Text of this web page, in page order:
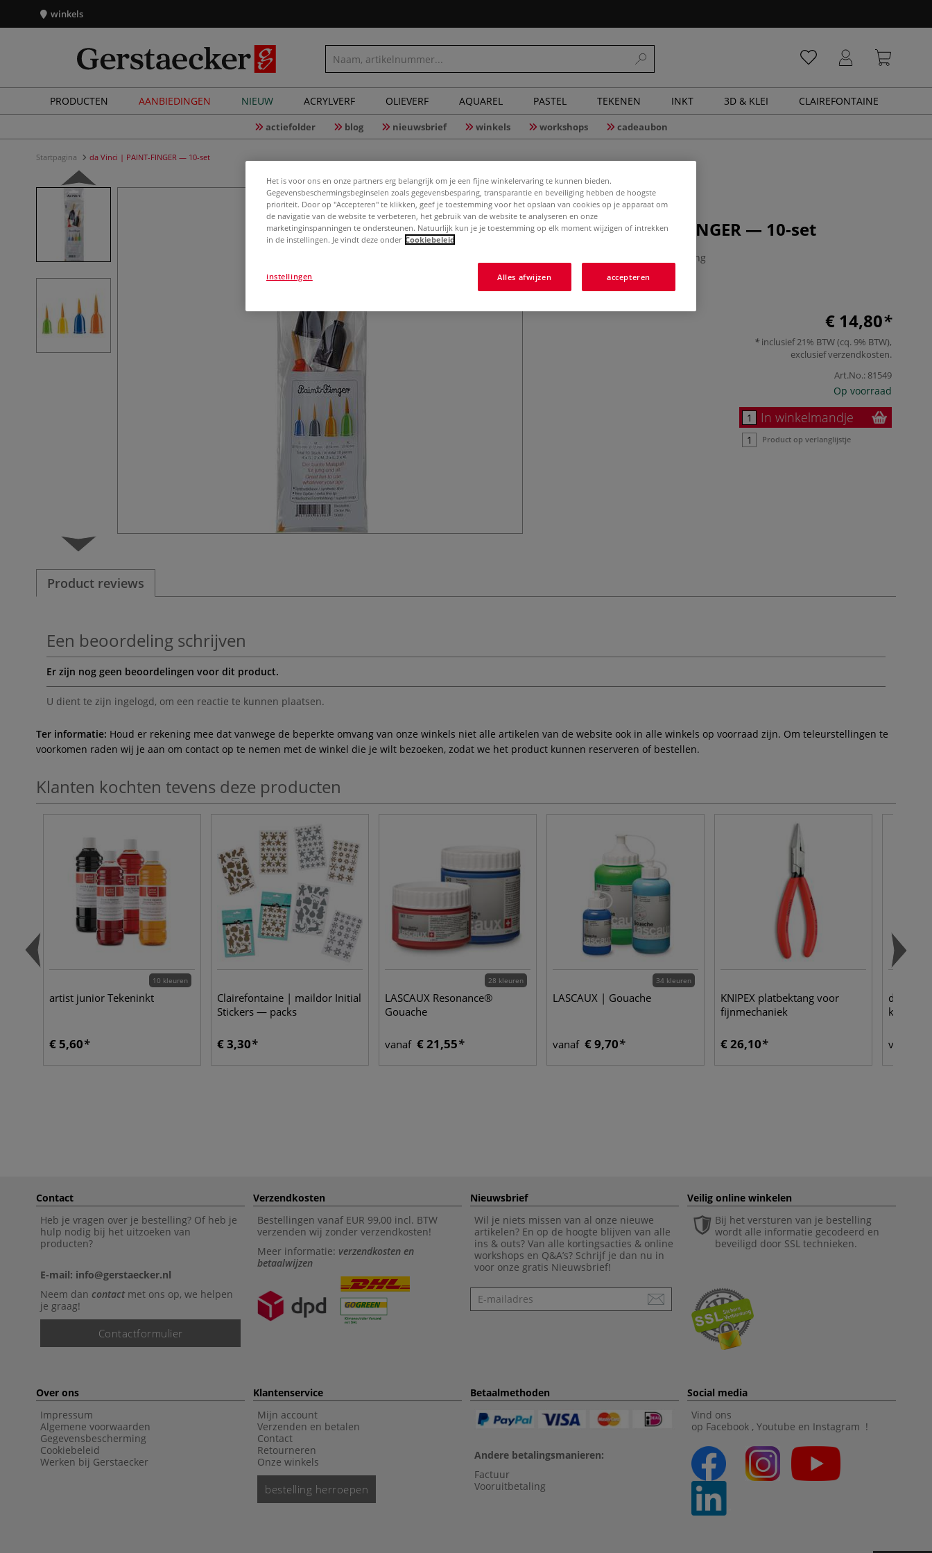
winkels
PRODUCTEN AANBIEDINGEN NIEUW ACRYLVERF OLIEVERF AQUAREL PASTEL TEKENEN INKT 3D & KLEI CLAIREFONTAINE
actiefolder blog nieuwsbrief winkels workshops cadeaubon
Startpagina da Vinci | PAINT-FINGER — 10-set
da Vinci | PAINT-FINGER — 10-set
0 Beoordeling
€ 14,80
inclusief 21% BTW (cq. 9% BTW),
exclusiefverzendkosten.
Art.No.: 81549
Op voorraad
In winkelmandje
Product op verlanglijstje
Product reviews
Een beoordeling schrijven
Er zijn nog geen beoordelingen voor dit product.
U dient te zijn ingelogd, om een reactie te kunnen plaatsen.
Ter informatie: Houd er rekening mee dat vanwege de beperkte omvang van onze winkels niet alle artikelen van de website ook in alle winkels op voorraad zijn. Om teleurstellingen te
voorkomen raden wij je aan om contact op te nemen met de winkel die je wilt bezoeken, zodat we het product kunnen reserveren of bestellen.
Klanten kochten tevens deze producten
10 kleuren
artist junior Tekeninkt
€ 5,60
Clairefontaine | maildor Initial
Stickers — packs
€ 3,30
28 kleuren
LASCAUX Resonance®
Gouache
vanaf € 21,55
34 kleuren
LASCAUX | Gouache
vanaf € 9,70
KNIPEX platbektang voor
fijnmechaniek
€ 26,10
da Vinci
vanaf
Contact
Heb je vragen over je bestelling? Of heb je
hulp nodig bij het uitzoeken van
producten?
E-mail: info@gerstaecker.nl
Neem dan contactmet ons op, we helpen
je graag!
Contactformulier
Verzendkosten
Bestellingen vanaf EUR 99,00 incl. BTW
verzenden wij zonder verzendkosten!
Meer informatie: verzendkosten en
betaalwijzen
Nieuwsbrief
Wil je niets missen van al onze nieuwe
artikelen? En op de hoogte blijven van alle
ins & outs? Van alle kortingsacties & online
workshops en Q&A’s? Schrijf je dan nu in
voor onze gratis Nieuwsbrief!
Nieuwsbrief
Veilig online winkelen
Bij het versturen van je bestelling
wordt alle informatie gecodeerd en
beveiligd door SSL technieken.
Over ons
Impressum
Algemene voorwaarden
Gegevensbescherming
Cookiebeleid
Werken bij Gerstaecker
Klantenservice
Mijn account
Verzenden en betalen
Contact
Retourneren
Onze winkels
bestelling herroepen
Betaalmethoden
Andere betalingsmanieren:
Factuur
Vooruitbetaling
Social media
Vind ons
op Facebook , Youtube en Instagram !
Het is voor ons en onze partners erg belangrijk om je een fijne winkelervaring te kunnen bieden.
Gegevensbeschermingsbeginselen zoals gegevensbesparing, transparantie en beveiliging hebben de hoogste
prioriteit. Door op "Accepteren" te klikken, geef je toestemming voor het opslaan van cookies op je apparaat om
de navigatie van de website te verbeteren, het gebruik van de website te analyseren en onze
marketinginspanningen te ondersteunen. Natuurlijk kun je je toestemming op elk moment wijzigen of intrekken
in de instellingen. Je vindt deze onder Cookiebeleid
Alles afwijzen accepteren
instellingen